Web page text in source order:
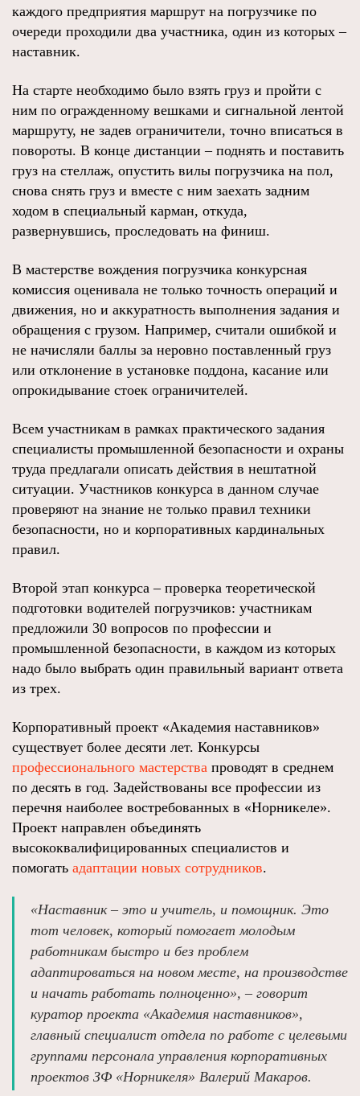
каждого предприятия маршрут на погрузчике по
очереди проходили два участника, один из которых –
наставник.
На старте необходимо было взять груз и пройти с
ним по огражденному вешками и сигнальной лентой
маршруту, не задев ограничители, точно вписаться в
повороты. В конце дистанции – поднять и поставить
груз на стеллаж, опустить вилы погрузчика на пол,
снова снять груз и вместе с ним заехать задним
ходом в специальный карман, откуда,
развернувшись, проследовать на финиш.
В мастерстве вождения погрузчика конкурсная
комиссия оценивала не только точность операций и
движения, но и аккуратность выполнения задания и
обращения с грузом. Например, считали ошибкой и
не начисляли баллы за неровно поставленный груз
или отклонение в установке поддона, касание или
опрокидывание стоек ограничителей.
Всем участникам в рамках практического задания
специалисты промышленной безопасности и охраны
труда предлагали описать действия в нештатной
ситуации. Участников конкурса в данном случае
проверяют на знание не только правил техники
безопасности, но и корпоративных кардинальных
правил.
Второй этап конкурса – проверка теоретической
подготовки водителей погрузчиков: участникам
предложили 30 вопросов по профессии и
промышленной безопасности, в каждом из которых
надо было выбрать один правильный вариант ответа
из трех.
Корпоративный проект «Академия наставников»
существует более десяти лет. Конкурсы
профессионального мастерства проводят в среднем
по десять в год. Задействованы все профессии из
перечня наиболее востребованных в «Норникеле».
Проект направлен объединять
высококвалифицированных специалистов и
помогать адаптации новых сотрудников.
«Наставник – это и учитель, и помощник. Это
тот человек, который помогает молодым
работникам быстро и без проблем
адаптироваться на новом месте, на производстве
и начать работать полноценно», – говорит
куратор проекта «Академия наставников»,
главный специалист отдела по работе с целевыми
группами персонала управления корпоративных
проектов ЗФ «Норникеля» Валерий Макаров.